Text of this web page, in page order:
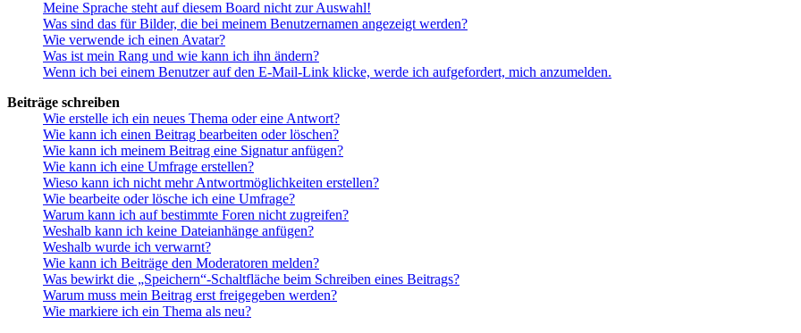
Meine Sprache steht auf diesem Board nicht zur Auswahl!
Was sind das für Bilder, die bei meinem Benutzernamen angezeigt werden?
Wie verwende ich einen Avatar?
Was ist mein Rang und wie kann ich ihn ändern?
Wenn ich bei einem Benutzer auf den E-Mail-Link klicke, werde ich aufgefordert, mich anzumelden.
Beiträge schreiben
Wie erstelle ich ein neues Thema oder eine Antwort?
Wie kann ich einen Beitrag bearbeiten oder löschen?
Wie kann ich meinem Beitrag eine Signatur anfügen?
Wie kann ich eine Umfrage erstellen?
Wieso kann ich nicht mehr Antwortmöglichkeiten erstellen?
Wie bearbeite oder lösche ich eine Umfrage?
Warum kann ich auf bestimmte Foren nicht zugreifen?
Weshalb kann ich keine Dateianhänge anfügen?
Weshalb wurde ich verwarnt?
Wie kann ich Beiträge den Moderatoren melden?
Was bewirkt die „Speichern“-Schaltfläche beim Schreiben eines Beitrags?
Warum muss mein Beitrag erst freigegeben werden?
Wie markiere ich ein Thema als neu?